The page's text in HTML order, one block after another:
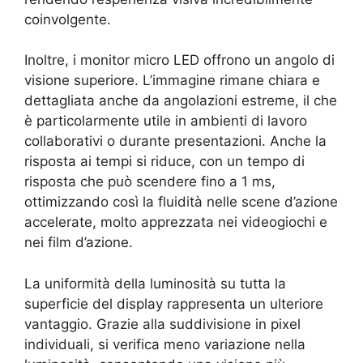
coinvolgente.
Inoltre, i monitor micro LED offrono un angolo di
visione superiore. L’immagine rimane chiara e
dettagliata anche da angolazioni estreme, il che
è particolarmente utile in ambienti di lavoro
collaborativi o durante presentazioni. Anche la
risposta ai tempi si riduce, con un tempo di
risposta che può scendere fino a 1 ms,
ottimizzando così la fluidità nelle scene d’azione
accelerate, molto apprezzata nei videogiochi e
nei film d’azione.
La uniformità della luminosità su tutta la
superficie del display rappresenta un ulteriore
vantaggio. Grazie alla suddivisione in pixel
individuali, si verifica meno variazione nella